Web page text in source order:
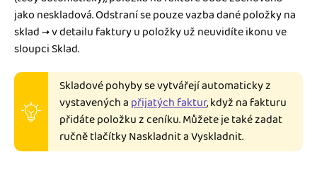
jako neskladová. Odstraní se pouze vazba dané položky na
sklad → v detailu faktury u položky už neuvidíte ikonu ve
sloupci Sklad.
Skladové pohyby se vytvářejí automaticky z
vystavených a přijatých faktur, když na fakturu
přidáte položku z ceníku. Můžete je také zadat
ručně tlačítky Naskladnit a Vyskladnit.